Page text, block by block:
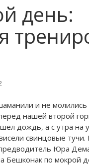
день:
и не молились
нашей второй
дождь, а с утра на
свинцовые
Юра
Бешконак по мокрой